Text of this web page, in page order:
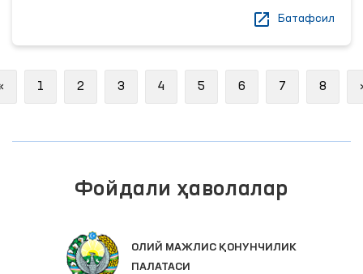
Батафсил
Previous
1 2 3 4 5 6 7 8
Фойдали ҳаволалар
ОЛИЙ МАЖЛИС ҚОНУНЧИЛИК
ПАЛАТАСИ